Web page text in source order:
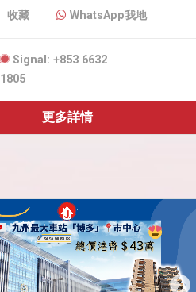
收藏 WhatsApp我地
Signal: +853 6632
1805
更多詳情